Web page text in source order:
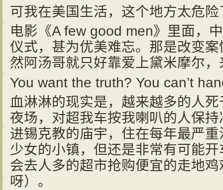
可我在美国生活，这个地方太危险
电影《A few good men》里面，
仪式，甚为优美难忘。那是改变
然阿汤哥就只好靠爱上黛米摩尔
You want the truth? You can’t
血淋淋的现实是，越来越多的人
夜场，对超我车按我喇叭的人保
进锡克教的庙宇，住在每年最严
少女的小镇，但还是非常有可能
会去人多的超市抢购便宜的走地
呀）。